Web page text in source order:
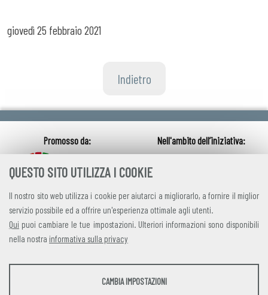
QUESTO SITO UTILIZZA I COOKIE
Il nostro sito web utilizza i cookie per aiutarci a migliorarlo, a fornire il miglior
servizio possibile ed a offrire un'esperienza ottimale agli utenti.
Qui puoi cambiare le tue impostazioni. Ulteriori informazioni sono disponibili
nella nostra informativa sulla privacy
STATISTICHE
CAMBIA IMPOSTAZIONI
giovedì 25 febbraio 2021
Indietro
credits|privacy|contatti
Alleanza Italiana per lo Sviluppo Sostenibile